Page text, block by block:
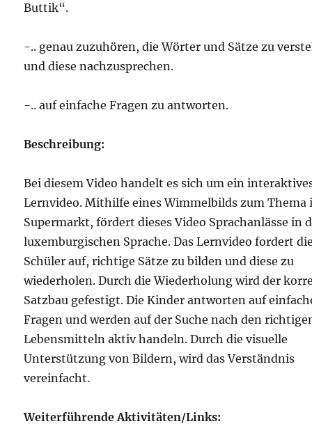
Buttik“.
-.. genau zuzuhören, die Wörter und Sätze zu
und diese nachzusprechen.
-.. auf einfache Fragen zu antworten.
Beschreibung:
Bei diesem Video handelt es sich um ein
Lernvideo. Mithilfe eines Wimmelbilds zum Thema
Supermarkt, fördert dieses Video Sprachanlässe in
luxemburgischen Sprache. Das Lernvideo fordert
Schüler auf, richtige Sätze zu bilden und diese zu
wiederholen. Durch die Wiederholung wird der
Satzbau gefestigt. Die Kinder antworten auf
Fragen und werden auf der Suche nach den
Lebensmitteln aktiv handeln. Durch die visuelle
Unterstützung von Bildern, wird das Verständnis
vereinfacht.
Weiterführende Aktivitäten/Links: